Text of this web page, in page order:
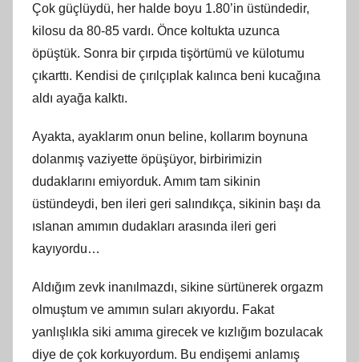
Çok güçlüydü, her halde boyu 1.80’in üstündedir,
kilosu da 80-85 vardı. Önce koltukta uzunca
öpüştük. Sonra bir çırpıda tişörtümü ve külotumu
çıkarttı. Kendisi de çırılçıplak kalınca beni kucağına
aldı ayağa kalktı.
Ayakta, ayaklarım onun beline, kollarım boynuna
dolanmış vaziyette öpüşüyor, birbirimizin
dudaklarını emiyorduk. Amım tam sikinin
üstündeydi, ben ileri geri salındıkça, sikinin başı da
ıslanan amımın dudakları arasında ileri geri
kayıyordu…
Aldığım zevk inanılmazdı, sikine sürtünerek orgazm
olmuştum ve amımın suları akıyordu. Fakat
yanlışlıkla siki amıma girecek ve kızlığım bozulacak
diye de çok korkuyordum. Bu endişemi anlamış